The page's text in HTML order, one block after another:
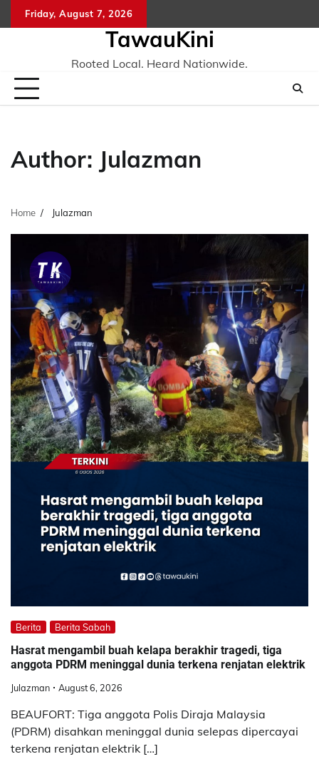
to
Friday, August 7, 2026
TawauKini
Rooted Local. Heard Nationwide.
Author: Julazman
Home Julazman
Berita Berita Sabah
Hasrat mengambil buah kelapa berakhir tragedi, tiga
anggota PDRM meninggal dunia terkena renjatan elektrik
Julazman August 6, 2026
BEAUFORT: Tiga anggota Polis Diraja Malaysia
(PDRM) disahkan meninggal dunia selepas dipercayai
terkena renjatan elektrik […]